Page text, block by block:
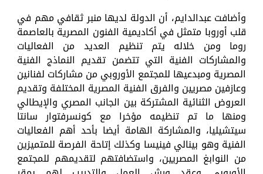
وأضافت عبدالدايم، أن الدولة لديها منبر ثقافي مهم في
قلب أوروبا متمثل في أكاديمية الفنون المصرية بالعاصمة
روما ومن خلاله يتم تنظيم العديد من الفعاليات
والمشاركات الفنية التي تتضمن تقديم النماذج الفنية
المصرية ومبدعيها للمجتمع الأوروبي من مشاركات لفنانين
وعازفين مصريين والفرق الفنية المصرية المختلفة وتقديم
العروض الثنائية المشتركة بين الجانب المصري والإيطالي
ومنها ما تم تنظيمه مؤخرا مع كونسرفتوار سانتا
سيتشيليا، والمشاركة الهامة أيضا بأحد أهم الفعاليات
الفنية وهو بينالي فينيسا وكذلك إتاحة الفرصة للمتميزين
من النوابغ المصريين، واستضافتهم لتقديمهم للمجتمع